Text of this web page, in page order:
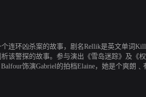
连环凶杀案的故事，剧名Rellik是英文单词
该警探的故事。参与演出《雪岛迷踪》及《
Balfour饰演Gabriel的拍档Elaine，她是个爽